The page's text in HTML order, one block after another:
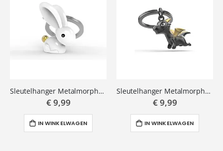
Sleutelhanger Metalmorphose konijn
€ 9,99
IN WINKELWAGEN
Sleutelhanger Metalmorphose Draak
€ 9,99
IN WINKELWAGEN